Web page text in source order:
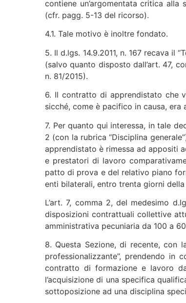
contiene un’argomentata critica
(cfr. pagg. 5-13 del ricorso).
4.1. Tale motivo è inoltre fondato.
5. Il d.lgs. 14.9.2011, n. 167 recava il
(salvo quanto disposto dall’art. 47,
n. 81/2015).
6. Il contratto di apprendistato che
sicché, come è pacifico in causa, era
7. Per quanto qui interessa, in tale
2 (con la rubrica “Disciplina
apprendistato è rimessa ad appositi
e prestatori di lavoro
patto di prova e del relativo piano
enti bilaterali, entro trenta giorni
L’art. 7, comma 2, del medesimo
disposizioni contrattuali collettive
amministrativa pecuniaria da 100 a
8. Questa Sezione, di recente, con
professionalizzante”, prendendo
contratto di formazione e lavoro
l’acquisizione di una specifica
sottoposizione ad una disciplina